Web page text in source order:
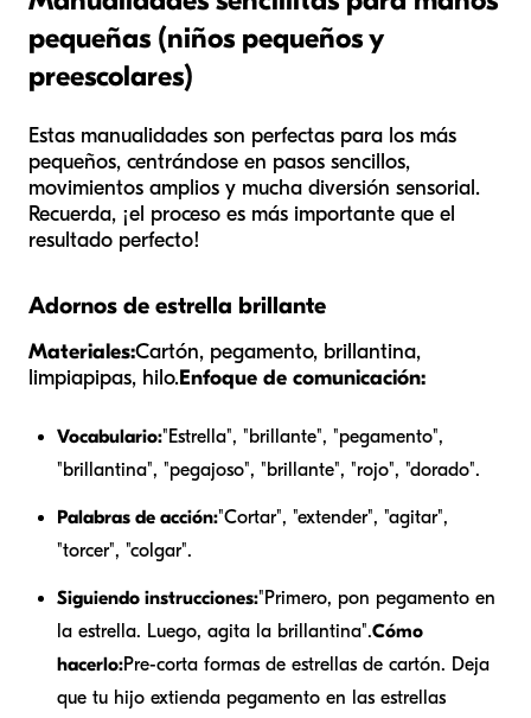
pequeñas (niños pequeños y
preescolares)
Estas manualidades son perfectas para los más
pequeños, centrándose en pasos sencillos,
movimientos amplios y mucha diversión sensorial.
Recuerda, ¡el proceso es más importante que el
resultado perfecto!
Adornos de estrella brillante
Materiales:Cartón, pegamento, brillantina,
limpiapipas, hilo.Enfoque de comunicación:
Vocabulario:"Estrella", "brillante", "pegamento",
"brillantina", "pegajoso", "brillante", "rojo", "dorado".
Palabras de acción:"Cortar", "extender", "agitar",
"torcer", "colgar".
Siguiendo instrucciones:"Primero, pon pegamento en
la estrella. Luego, agita la brillantina".Cómo
hacerlo:Pre-corta formas de estrellas de cartón. Deja
que tu hijo extienda pegamento en las estrellas